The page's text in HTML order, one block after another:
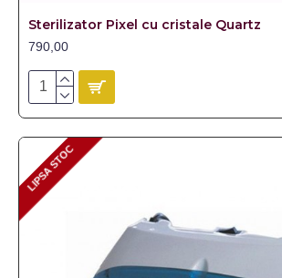
Sterilizator Pixel cu cristale Quartz
790,00
LIPSA STOC
LIPSA STOC